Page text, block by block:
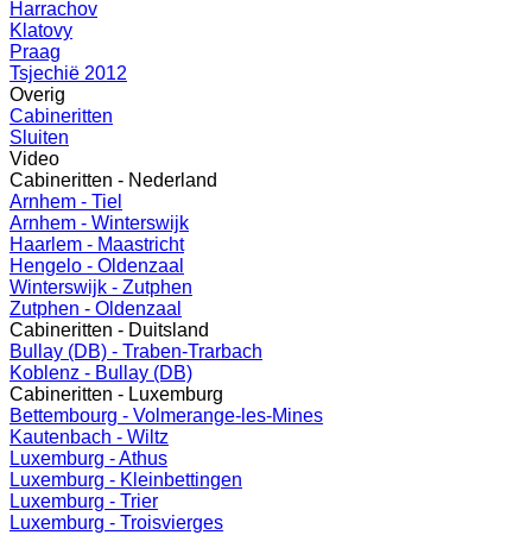
Harrachov
Klatovy
Praag
Tsjechië 2012
Overig
Cabineritten
Sluiten
Video
Cabineritten - Nederland
Arnhem - Tiel
Arnhem - Winterswijk
Haarlem - Maastricht
Hengelo - Oldenzaal
Winterswijk - Zutphen
Zutphen - Oldenzaal
Cabineritten - Duitsland
Bullay (DB) - Traben-Trarbach
Koblenz - Bullay (DB)
Cabineritten - Luxemburg
Bettembourg - Volmerange-les-Mines
Kautenbach - Wiltz
Luxemburg - Athus
Luxemburg - Kleinbettingen
Luxemburg - Trier
Luxemburg - Troisvierges